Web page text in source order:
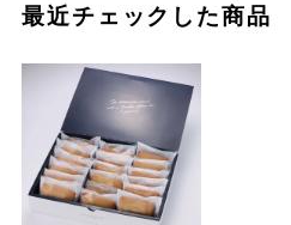
最近チェックした商品